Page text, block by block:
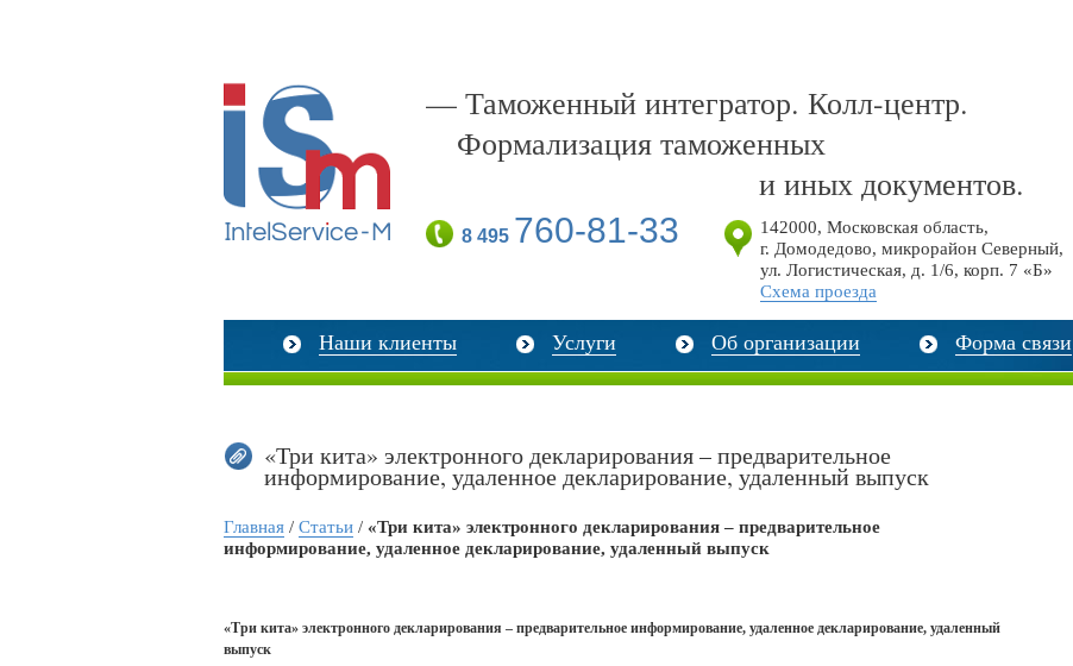
— Таможенный интегратор. Колл-центр.
Формализация таможенных
и иных документов.
8 495 760-81-33 142000, Московская область,
г. Домодедово, микрорайон Северный,
ул. Логистическая, д. 1/6, корп. 7 «Б»
Схема проезда
Наши клиенты Услуги Об организации Форма связи
«Три кита» электронного декларирования – предварительное
информирование, удаленное декларирование, удаленный выпуск
Главная / Статьи / «Три кита» электронного декларирования – предварительное
информирование, удаленное декларирование, удаленный выпуск
«Три кита» электронного декларирования – предварительное информирование, удаленное декларирование, удаленный
выпуск